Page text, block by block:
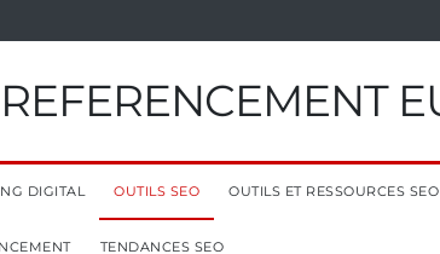
REFERENCEMENT
DIGITAL OUTILS SEO OUTILS ET RESSOURCES SEO
TENDANCES SEO